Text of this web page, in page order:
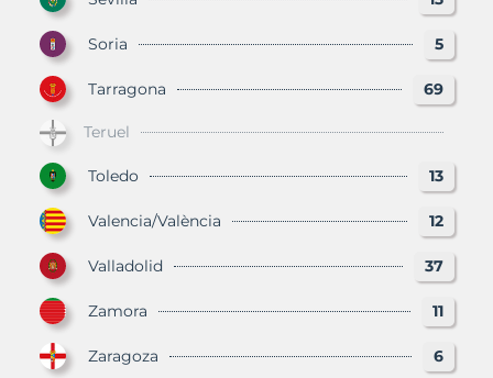
Soria 5
Tarragona 69
Teruel
Toledo 13
Valencia/València 12
Valladolid 37
Zamora 11
Zaragoza 6